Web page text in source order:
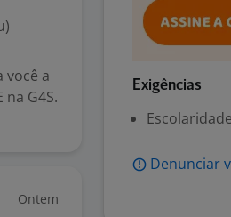
você a
G4S.
Ontem
Exigências
Denunciar